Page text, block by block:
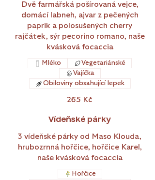
Dvě farmářská pošírovaná vejce,
domácí labneh, ajvar z pečených
paprik a polosušených cherry
rajčátek, sýr pecorino romano, naše
kvásková focaccia
265 Kč
Mléko
Vegetariánské
Vajíčka
Obiloviny obsahující lepek
Vídeňské párky
3 vídeňské párky od Maso Klouda,
hrubozrnná hořčice, hořčice Karel,
naše kvásková focaccia
Hořčice